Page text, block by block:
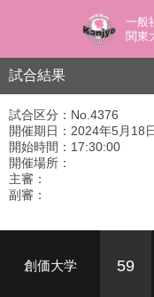
一般
関東
試合結果
試合区分：No.4376
開催期日：2024年5月18日
開始時間：17:30:00
開催場所：
主審：
副審：
創価大学 59